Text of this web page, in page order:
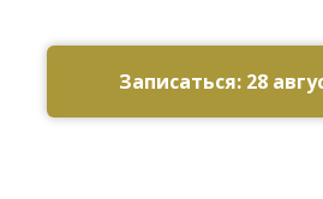
Записаться: 28